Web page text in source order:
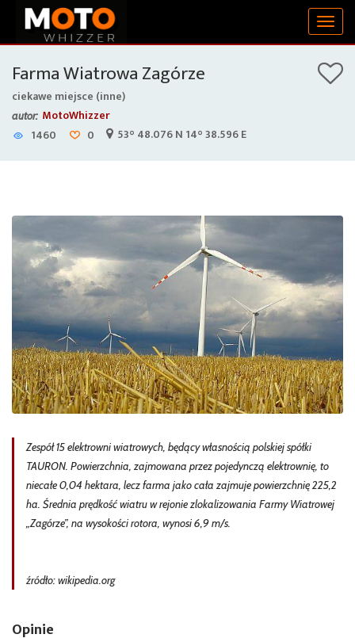
Farma Wiatrowa Zagórze
ciekawe miejsce (inne)
autor: MotoWhizzer
1460
0 53° 48.076 N 14° 38.596 E
Zespół 15 elektrowni wiatrowych, będący własnością polskiej spółki
TAURON. Powierzchnia, zajmowana przez pojedynczą elektrownię, to
niecałe 0,04 hektara, lecz farma jako cała zajmuje powierzchnię 225,2
ha. Średnia prędkość wiatru w rejonie zlokalizowania Farmy Wiatrowej
„Zagórze”, na wysokości rotora, wynosi 6,9 m/s.
źródło: wikipedia.org
Opinie